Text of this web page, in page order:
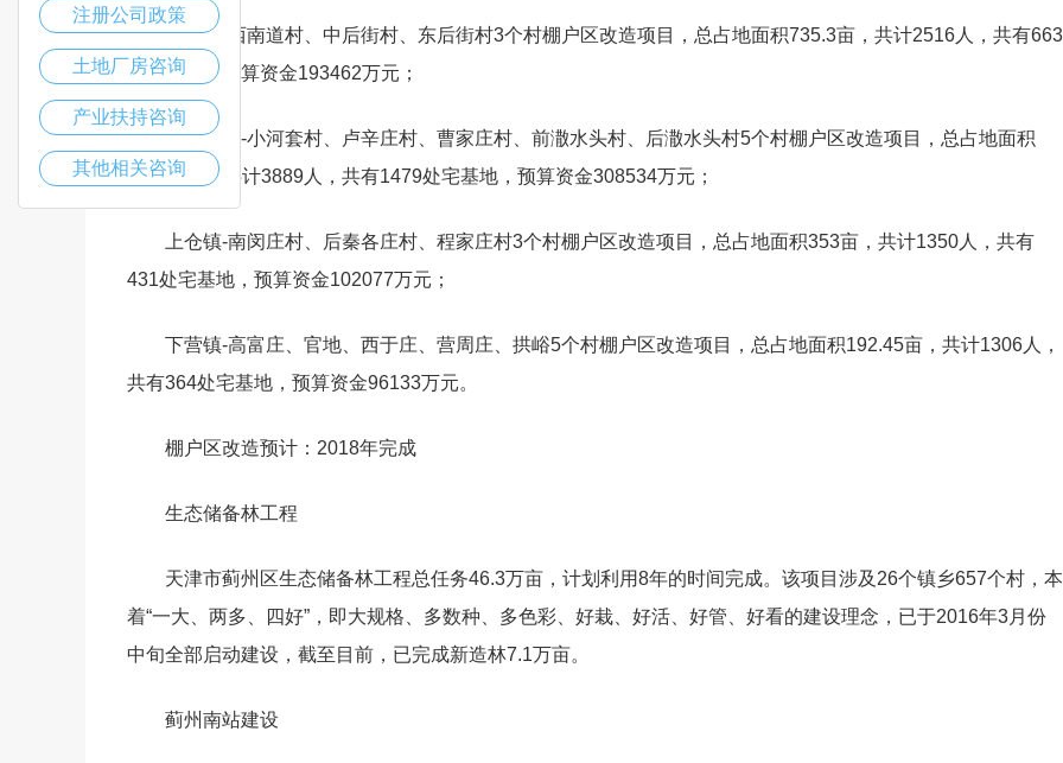
邦均镇-西南道村、中后街村、东后街村3个村棚户区改造项目，总占地面积735.3亩，共计2516人，共有663
处宅基地，预算资金193462万元；
礼明庄镇-小河套村、卢辛庄村、曹家庄村、前潵水头村、后潵水头村5个村棚户区改造项目，总占地面积
1127.2亩，共计3889人，共有1479处宅基地，预算资金308534万元；
上仓镇-南闵庄村、后秦各庄村、程家庄村3个村棚户区改造项目，总占地面积353亩，共计1350人，共有
431处宅基地，预算资金102077万元；
下营镇-高富庄、官地、西于庄、营周庄、拱峪5个村棚户区改造项目，总占地面积192.45亩，共计1306人，
共有364处宅基地，预算资金96133万元。
棚户区改造预计：2018年完成
生态储备林工程
天津市蓟州区生态储备林工程总任务46.3万亩，计划利用8年的时间完成。该项目涉及26个镇乡657个村，本
着“一大、两多、四好”，即大规格、多数种、多色彩、好栽、好活、好管、好看的建设理念，已于2016年3月份
中旬全部启动建设，截至目前，已完成新造林7.1万亩。
蓟州南站建设
注册公司政策
土地厂房咨询
产业扶持咨询
其他相关咨询